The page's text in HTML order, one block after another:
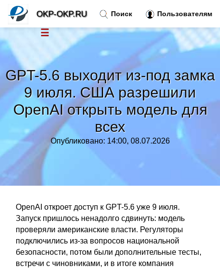
GPT-5.6 выходит из-под замка
9 июля. США разрешили
OpenAI открыть модель для
всех
Опубликовано: 14:00, 08.07.2026
OpenAI откроет доступ к GPT-5.6 уже 9 июля.
Запуск пришлось ненадолго сдвинуть: модель
проверяли американские власти. Регуляторы
подключились из-за вопросов национальной
безопасности, потом были дополнительные тесты,
встречи с чиновниками, и в итоге компания
Поиск Пользователям
OKP-OKP.RU
☰
Тренды новостей »
Рубрики»
Правила »